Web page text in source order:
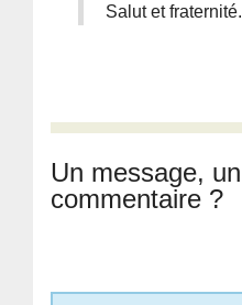
Salut et fraternité.
Un message, un
commentaire ?